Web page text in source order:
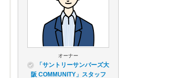
オーナー
「サントリーサンバーズ大
阪 COMMUNITY」スタッフ